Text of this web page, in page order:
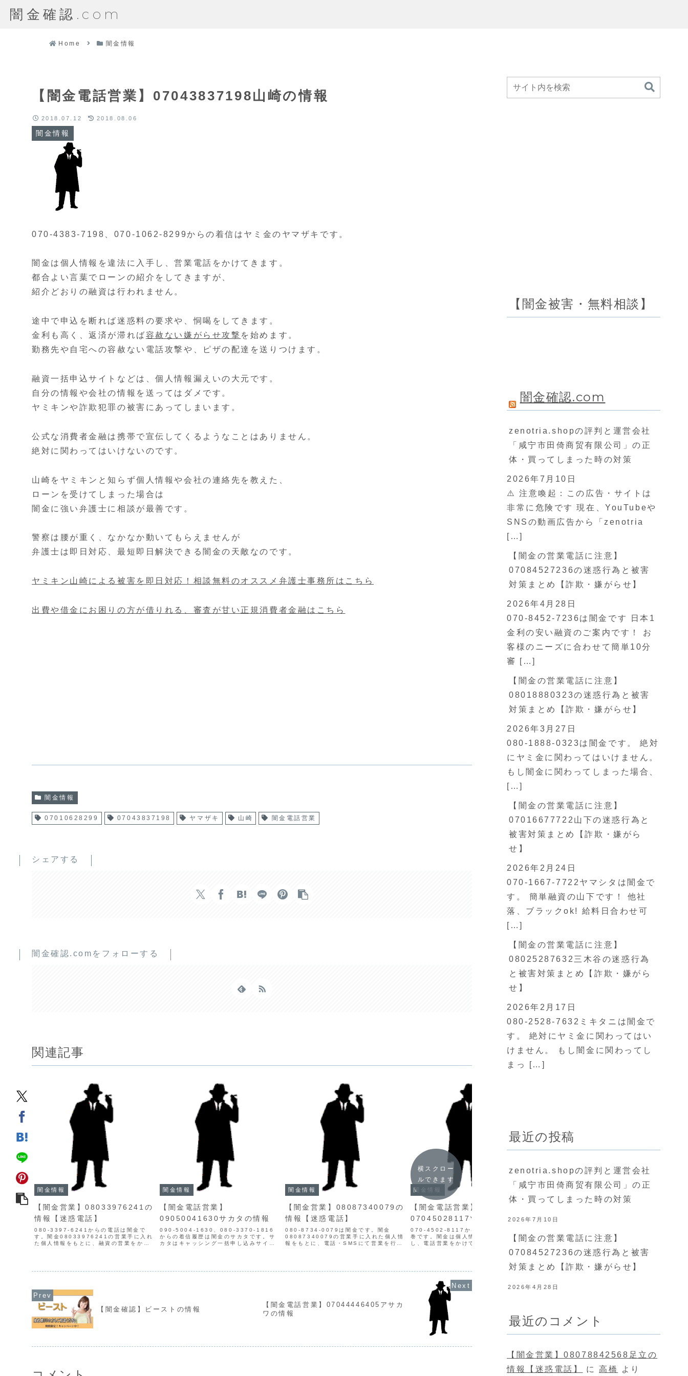
闇金確認.com
Home 闇金情報
【闇金電話営業】07043837198山崎の情報
闇金情報
2018.07.12 2018.08.06
070-4383-7198、070-1062-8299からの着信はヤミ金のヤマザキです。
闇金は個人情報を違法に入手し、営業電話をかけてきます。
都合よい言葉でローンの紹介をしてきますが、
紹介どおりの融資は行われません。
途中で申込を断れば迷惑料の要求や、恫喝をしてきます。
金利も高く、返済が滞れば容赦ない嫌がらせ攻撃 を始めます。
勤務先や自宅への容赦ない電話攻撃や、ピザの配達を送りつけます。
融資一括申込サイトなどは、個人情報漏えいの大元です。
自分の情報や会社の情報を送ってはダメです。
ヤミキンや詐欺犯罪の被害にあってしまいます。
公式な消費者金融は携帯で宣伝してくるようなことはありません。
絶対に関わってはいけないのです。
山崎をヤミキンと知らず個人情報や会社の連絡先を教えた、
ローンを受けてしまった場合は
闇金に強い弁護士に相談が最善です。
警察は腰が重く、なかなか動いてもらえませんが
弁護士は即日対応、最短即日解決できる闇金の天敵なのです。
ヤミキン山崎による被害を即日対応！相談無料のオススメ弁護士事務所はこちら
出費や借金にお困りの方が借りれる、審査が甘い正規消費者金融はこちら
闇金情報
07010628299 07043837198 ヤマザキ 山崎 闇金電話営業
シェアする
闇金確認.comをフォローする
関連記事
闇金情報
【闇金営業】08033976241の
情報【迷惑電話】
080-3397-6241からの電話は闇金で
す。闇金08033976241の営業手に入れ
た個人情報をもとに、融資の営業をかけ
闇金情報
【闇金電話営業】
09050041630サカタの情報
090-5004-1630、080-3370-1816
からの着信履歴は闇金のサカタです。サ
カタはキャッシング一括申し込みサイト
闇金情報
【闇金営業】08087340079の
情報【迷惑電話】
080-8734-0079は闇金です。闇金
08087340079の営業手に入れた個人情
報をもとに、電話・SMSにて営業を行い
闇金情報
【闇金電話営業】
07045028117ツルマキの情報
070-4502-8117からの着信は闇金の鶴
巻です。闇金は個人情報を不正に入手
し、電話営業をかけてきます。一番最初
は親切丁寧、都合良い言葉で融資案内を
してきます。ですが、宣伝通りの融資は
行われません。ツルマキは1週間で3割の
闇金情報
08050533595チバの情報
葉ですです。闇金は返せない程の超高金
利を要求してきます。返済が滞ると勤務
先や身内への嫌がらせは容赦なく、家族
にまで被害が及びます。特にチバは超悪
質なヤミ金で、子供を盾にしたり出前攻
撃も容赦ありま...
横スクロー
ルできます
【闇金確認】ビーストの情報
【闇金電話営業】07044446405アサカ
ワの情報
【闇金被害・無料相談】
闇金確認.com
zenotria.shopの評判と運営会社
「咸宁市田倚商贸有限公司」の正
体・買ってしまった時の対策
2026年7月10日
⚠️ 注意喚起：この広告・サイトは
非常に危険です 現在、YouTubeや
SNSの動画広告から「zenotria
[…]
【闇金の営業電話に注意】
07084527236の迷惑行為と被害
対策まとめ【詐欺・嫌がらせ】
2026年4月28日
070-8452-7236は闇金です 日本1
金利の安い融資のご案内です！ お
客様のニーズに合わせて簡単10分
審 […]
【闇金の営業電話に注意】
08018880323の迷惑行為と被害
対策まとめ【詐欺・嫌がらせ】
2026年3月27日
080-1888-0323は闇金です。 絶対
にヤミ金に関わってはいけません。
もし闇金に関わってしまった場合、
[…]
【闇金の営業電話に注意】
07016677722山下の迷惑行為と
被害対策まとめ【詐欺・嫌がら
せ】
2026年2月24日
070-1667-7722ヤマシタは闇金で
す。 簡単融資の山下です！ 他社
落、ブラックok! 給料日合わせ可
[…]
【闇金の営業電話に注意】
08025287632三木谷の迷惑行為
と被害対策まとめ【詐欺・嫌がら
せ】
2026年2月17日
080-2528-7632ミキタニは闇金で
す。 絶対にヤミ金に関わってはい
けません。 もし闇金に関わってし
まっ […]
最近の投稿
zenotria.shopの評判と運営会社
「咸宁市田倚商贸有限公司」の正
体・買ってしまった時の対策
2026年7月10日
【闇金の営業電話に注意】
07084527236の迷惑行為と被害
対策まとめ【詐欺・嫌がらせ】
2026年4月28日
最近のコメント
【闇金営業】08078842568足立の
情報【迷惑電話】
に高橋 より